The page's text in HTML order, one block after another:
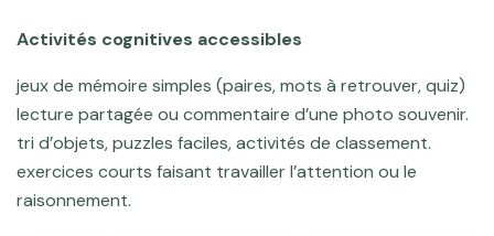
Activités cognitives accessibles
jeux de mémoire simples (paires, mots à retrouver, quiz)
lecture partagée ou commentaire d’une photo souvenir.
tri d’objets, puzzles faciles, activités de classement.
exercices courts faisant travailler l’attention ou le
raisonnement.